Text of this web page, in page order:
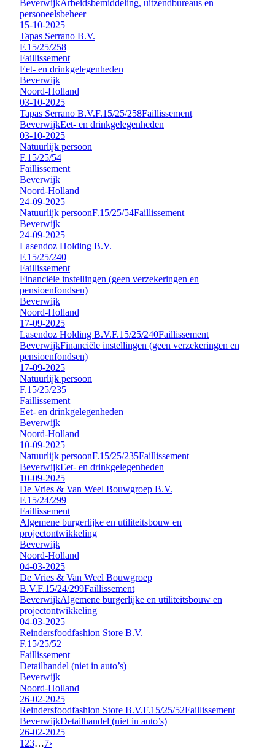
BeverwijkArbeidsbemiddeling, uitzendbureaus en
personeelsbeheer
15-10-2025
Tapas Serrano B.V.
F.15/25/258
Faillissement
Eet- en drinkgelegenheden
Beverwijk
Noord-Holland
03-10-2025
Tapas Serrano B.V.F.15/25/258Faillissement
BeverwijkEet- en drinkgelegenheden
03-10-2025
Natuurlijk persoon
F.15/25/54
Faillissement
Beverwijk
Noord-Holland
24-09-2025
Natuurlijk persoonF.15/25/54Faillissement
Beverwijk
24-09-2025
Lasendoz Holding B.V.
F.15/25/240
Faillissement
Financiële instellingen (geen verzekeringen en
pensioenfondsen)
Beverwijk
Noord-Holland
17-09-2025
Lasendoz Holding B.V.F.15/25/240Faillissement
BeverwijkFinanciële instellingen (geen verzekeringen en
pensioenfondsen)
17-09-2025
Natuurlijk persoon
F.15/25/235
Faillissement
Eet- en drinkgelegenheden
Beverwijk
Noord-Holland
10-09-2025
Natuurlijk persoonF.15/25/235Faillissement
BeverwijkEet- en drinkgelegenheden
10-09-2025
De Vries & Van Weel Bouwgroep B.V.
F.15/24/299
Faillissement
Algemene burgerlijke en utiliteitsbouw en
projectontwikkeling
Beverwijk
Noord-Holland
04-03-2025
De Vries & Van Weel Bouwgroep
B.V.F.15/24/299Faillissement
BeverwijkAlgemene burgerlijke en utiliteitsbouw en
projectontwikkeling
04-03-2025
Reindersfoodfashion Store B.V.
F.15/25/52
Faillissement
Detailhandel (niet in auto’s)
Beverwijk
Noord-Holland
26-02-2025
Reindersfoodfashion Store B.V.F.15/25/52Faillissement
BeverwijkDetailhandel (niet in auto’s)
26-02-2025
1 23…7›